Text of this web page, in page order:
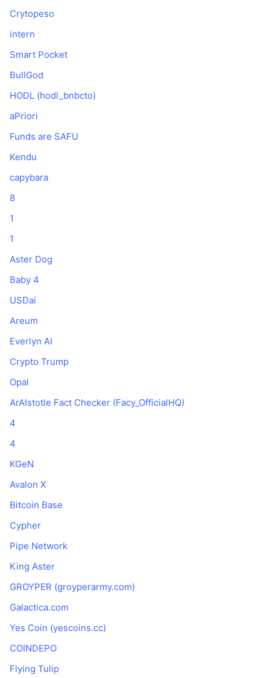
Crytopeso
intern
Smart Pocket
BullGod
HODL (hodl_bnbcto)
aPriori
Funds are SAFU
Kendu
capybara
8
1
1
Aster Dog
Baby 4
USDai
Areum
Everlyn AI
Crypto Trump
Opal
ArAIstotle Fact Checker (Facy_OfficialHQ)
4
4
KGeN
Avalon X
Bitcoin Base
Cypher
Pipe Network
King Aster
GROYPER (groyperarmy.com)
Galactica.com
Yes Coin (yescoins.cc)
COINDEPO
Flying Tulip